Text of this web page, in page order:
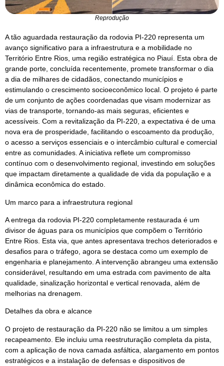
Reprodução
A tão aguardada restauração da rodovia PI-220 representa um
avanço significativo para a infraestrutura e a mobilidade no
Território Entre Rios, uma região estratégica no Piauí. Esta obra de
grande porte, concluída recentemente, promete transformar o dia
a dia de milhares de cidadãos, conectando municípios e
estimulando o crescimento socioeconômico local. O projeto é parte
de um conjunto de ações coordenadas que visam modernizar as
vias de transporte, tornando-as mais seguras, eficientes e
acessíveis. Com a revitalização da PI-220, a expectativa é de uma
nova era de prosperidade, facilitando o escoamento da produção,
o acesso a serviços essenciais e o intercâmbio cultural e comercial
entre as comunidades. A iniciativa reflete um compromisso
contínuo com o desenvolvimento regional, investindo em soluções
que impactam diretamente a qualidade de vida da população e a
dinâmica econômica do estado.
Um marco para a infraestrutura regional
A entrega da rodovia PI-220 completamente restaurada é um
divisor de águas para os municípios que compõem o Território
Entre Rios. Esta via, que antes apresentava trechos deteriorados e
desafios para o tráfego, agora se destaca como um exemplo de
engenharia e planejamento. A intervenção abrangeu uma extensão
considerável, resultando em uma estrada com pavimento de alta
qualidade, sinalização horizontal e vertical renovada, além de
melhorias na drenagem.
Detalhes da obra e alcance
O projeto de restauração da PI-220 não se limitou a um simples
recapeamento. Ele incluiu uma reestruturação completa da pista,
com a aplicação de nova camada asfáltica, alargamento em pontos
estratégicos e a instalação de defensas e dispositivos de